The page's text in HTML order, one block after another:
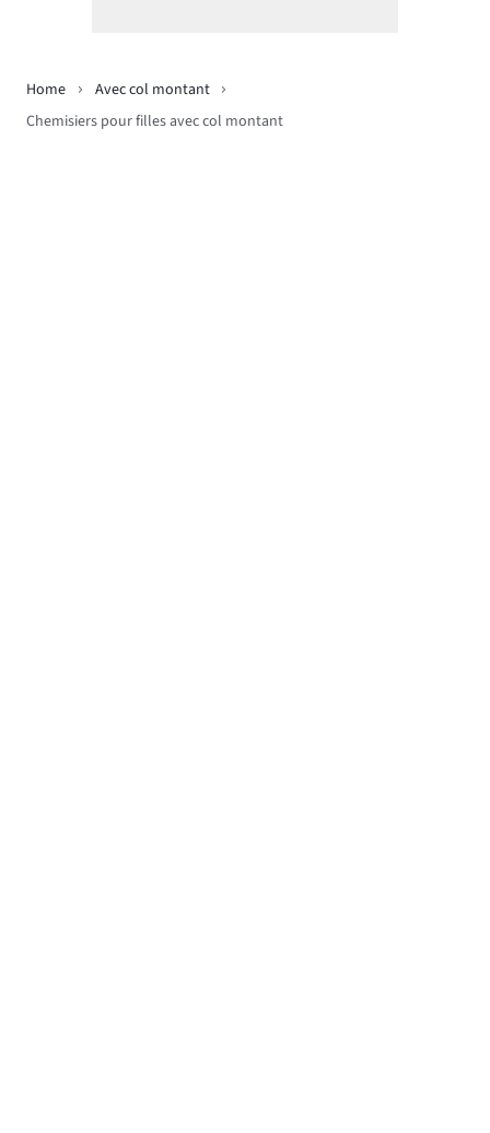
Home
Avec col montant
Chemisiers pour filles avec col montant